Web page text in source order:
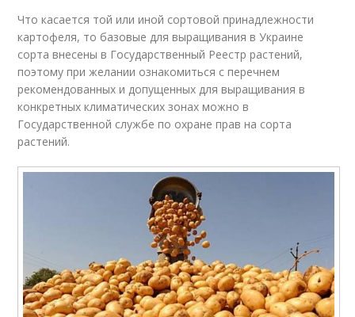
Что касается той или иной сортовой принадлежности
картофеля, то базовые для выращивания в Украине
сорта внесены в Государственный Реестр растений,
поэтому при желании ознакомиться с перечнем
рекомендованных и допущенных для выращивания в
конкретных климатических зонах можно в
Государственной службе по охране прав на сорта
растений.